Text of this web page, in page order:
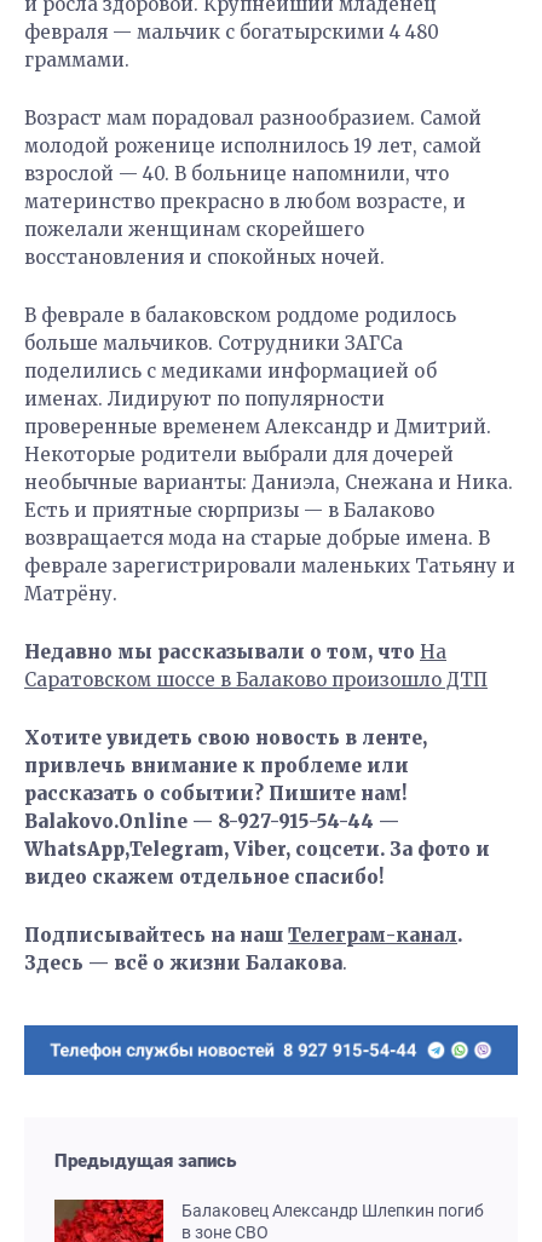
и росла здоровой. Крупнейший младенец
февраля — мальчик с богатырскими 4 480
граммами.
Возраст мам порадовал разнообразием. Самой
молодой роженице исполнилось 19 лет, самой
взрослой — 40. В больнице напомнили, что
материнство прекрасно в любом возрасте, и
пожелали женщинам скорейшего
восстановления и спокойных ночей.
В феврале в балаковском роддоме родилось
больше мальчиков. Сотрудники ЗАГСа
поделились с медиками информацией об
именах. Лидируют по популярности
проверенные временем Александр и Дмитрий.
Некоторые родители выбрали для дочерей
необычные варианты: Даниэла, Снежана и Ника.
Есть и приятные сюрпризы — в Балаково
возвращается мода на старые добрые имена. В
феврале зарегистрировали маленьких Татьяну и
Матрёну.
Недавно мы рассказывали о том, что На
Саратовском шоссе в Балаково произошло ДТП
Хотите увидеть свою новость в ленте,
привлечь внимание к проблеме или
рассказать о событии? Пишите нам!
Balakovo.Online — 8-927-915-54-44 —
WhatsApp,Telegram, Viber, соцсети. За фото и
видео скажем отдельное спасибо!
Подписывайтесь на наш Телеграм-канал.
Здесь — всё о жизни Балакова.
Предыдущая запись
Балаковец Александр Шлепкин погиб
в зоне СВО